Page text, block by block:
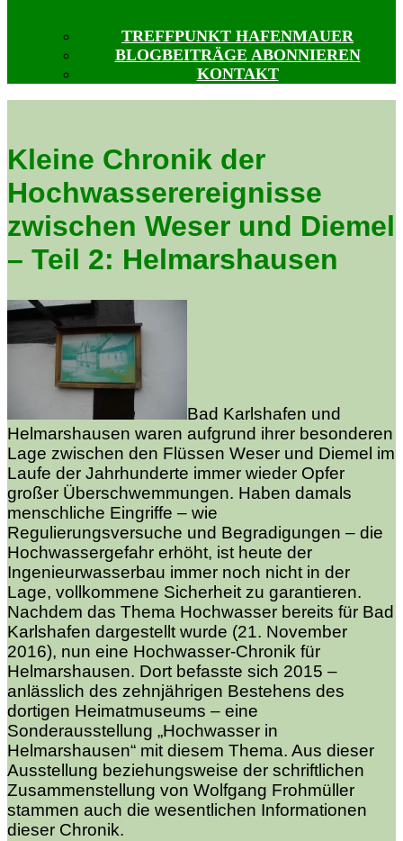
TREFFPUNKT HAFENMAUER
BLOGBEITRÄGE ABONNIEREN
KONTAKT
Kleine Chronik der
Hochwasserereignisse
zwischen Weser und Diemel
– Teil 2: Helmarshausen
Bad Karlshafen und
Helmarshausen waren aufgrund ihrer besonderen
Lage zwischen den Flüssen Weser und Diemel im
Laufe der Jahrhunderte immer wieder Opfer
großer Überschwemmungen. Haben damals
menschliche Eingriffe – wie
Regulierungsversuche und Begradigungen – die
Hochwassergefahr erhöht, ist heute der
Ingenieurwasserbau immer noch nicht in der
Lage, vollkommene Sicherheit zu garantieren.
Nachdem das Thema Hochwasser bereits für Bad
Karlshafen dargestellt wurde (21. November
2016), nun eine Hochwasser-Chronik für
Helmarshausen. Dort befasste sich 2015 –
anlässlich des zehnjährigen Bestehens des
dortigen Heimatmuseums – eine
Sonderausstellung „Hochwasser in
Helmarshausen“ mit diesem Thema. Aus dieser
Ausstellung beziehungsweise der schriftlichen
Zusammenstellung von Wolfgang Frohmüller
stammen auch die wesentlichen Informationen
dieser Chronik.